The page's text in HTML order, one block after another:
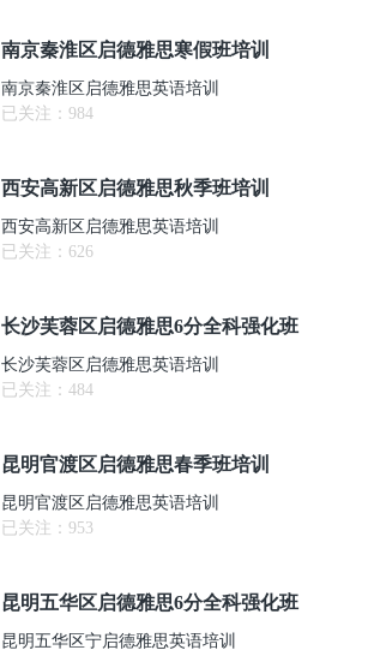
南京秦淮区启德雅思寒假班培训
南京秦淮区启德雅思英语培训
已关注： 984
西安高新区启德雅思秋季班培训
西安高新区启德雅思英语培训
已关注： 626
长沙芙蓉区启德雅思6分全科强化班
长沙芙蓉区启德雅思英语培训
已关注： 484
昆明官渡区启德雅思春季班培训
昆明官渡区启德雅思英语培训
已关注： 953
昆明五华区启德雅思6分全科强化班
昆明五华区宁启德雅思英语培训